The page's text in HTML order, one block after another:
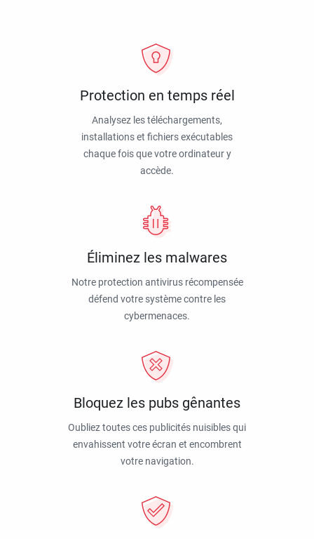
Protection en temps réel
Analysez les téléchargements,
installations et fichiers exécutables
chaque fois que votre ordinateur y
accède.
Éliminez les malwares
Notre protection antivirus récompensée
défend votre système contre les
cybermenaces.
Bloquez les pubs gênantes
Oubliez toutes ces publicités nuisibles qui
envahissent votre écran et encombrent
votre navigation.